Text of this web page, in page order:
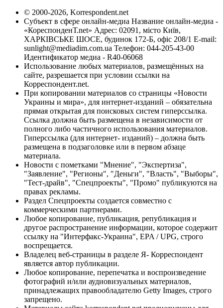
© 2000-2026, Korrespondent.net
Субъект в сфере онлайн-медиа Название онлайн-медиа -
«КореспонденТ.net» Адрес: 02091, місто Київ,
ХАРКІВСЬКЕ ШОСЕ, будинок 172-Б, офіс 208/1 E-mail:
sunlight@mediadim.com.ua Телефон: 044-205-43-00
Идентификатор медиа - R40-06068
Использование любых материалов, размещённых на
сайте, разрешается при условии ссылки на
Корреспондент.net.
При копировании материалов со страницы «Новости
Украины и мира», для интернет-изданий – обязательна
прямая открытая для поисковых систем гиперссылка.
Ссылка должна быть размещена в независимости от
полного либо частичного использования материалов.
Гиперссылка (для интернет- изданий) – должна быть
размещена в подзаголовке или в первом абзаце
материала.
Новости с пометками "Мнение", "Экспертиза",
"Заявление", "Регионы", "Деньги", "Власть", "Выборы",
"Тест-драйв", "Спецпроекты", "Промо" публикуются на
правах рекламы.
Раздел Спецпроекты создается совместно с
коммерческими партнерами.
Любое копирование, публикация, републикация и
другое распространение информации, которое содержит
ссылку на "Интерфакс-Украина", EPA / UPG, строго
воспрещается.
Владелец веб-страницы в разделе Я- Корреспондент
является автор публикации.
Любое копирование, перепечатка и воспроизведение
фотографий и/или аудиовизуальных материалов,
принадлежащих правообладателю Getty Images, строго
запрещено.